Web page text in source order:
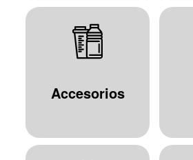
Accesorios